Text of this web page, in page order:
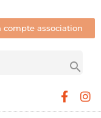
compte association